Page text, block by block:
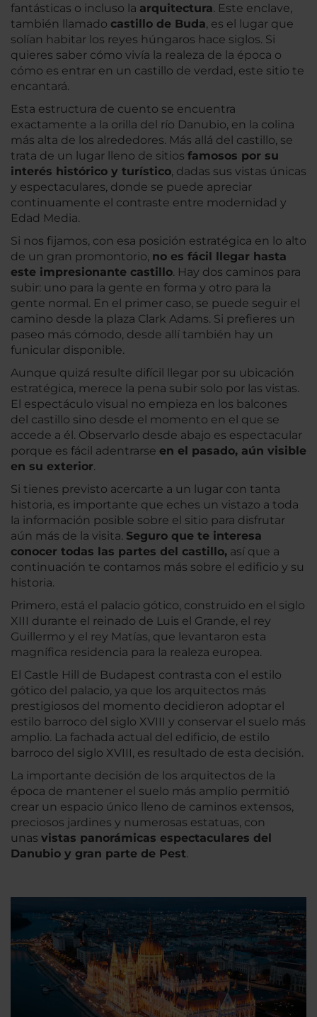
fantásticas o incluso la arquitectura. Este enclave,
también llamado castillo de Buda, es el lugar que
solían habitar los reyes húngaros hace siglos. Si
quieres saber cómo vivía la realeza de la época o
cómo es entrar en un castillo de verdad, este sitio te
encantará.
Esta estructura de cuento se encuentra
exactamente a la orilla del río Danubio, en la colina
más alta de los alrededores. Más allá del castillo, se
trata de un lugar lleno de sitios famosos por su
interés histórico y turístico, dadas sus vistas únicas
y espectaculares, donde se puede apreciar
continuamente el contraste entre modernidad y
Edad Media.
Si nos fijamos, con esa posición estratégica en lo alto
de un gran promontorio, no es fácil llegar hasta
este impresionante castillo. Hay dos caminos para
subir: uno para la gente en forma y otro para la
gente normal. En el primer caso, se puede seguir el
camino desde la plaza Clark Adams. Si prefieres un
paseo más cómodo, desde allí también hay un
funicular disponible.
Aunque quizá resulte difícil llegar por su ubicación
estratégica, merece la pena subir solo por las vistas.
El espectáculo visual no empieza en los balcones
del castillo sino desde el momento en el que se
accede a él. Observarlo desde abajo es espectacular
porque es fácil adentrarse en el pasado, aún visible
en su exterior.
Si tienes previsto acercarte a un lugar con tanta
historia, es importante que eches un vistazo a toda
la información posible sobre el sitio para disfrutar
aún más de la visita. Seguro que te interesa
conocer todas las partes del castillo, así que a
continuación te contamos más sobre el edificio y su
historia.
Primero, está el palacio gótico, construido en el siglo
XIII durante el reinado de Luis el Grande, el rey
Guillermo y el rey Matías, que levantaron esta
magnífica residencia para la realeza europea.
El Castle Hill de Budapest contrasta con el estilo
gótico del palacio, ya que los arquitectos más
prestigiosos del momento decidieron adoptar el
estilo barroco del siglo XVIII y conservar el suelo más
amplio. La fachada actual del edificio, de estilo
barroco del siglo XVIII, es resultado de esta decisión.
La importante decisión de los arquitectos de la
época de mantener el suelo más amplio permitió
crear un espacio único lleno de caminos extensos,
preciosos jardines y numerosas estatuas, con
unas vistas panorámicas espectaculares del
Danubio y gran parte de Pest.